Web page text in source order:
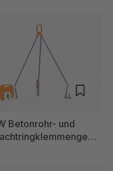
Betonrohr- und